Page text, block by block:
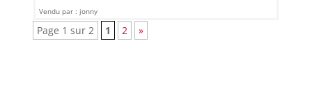
Vendu par : jonny
Page 1 sur 2 1 2 »